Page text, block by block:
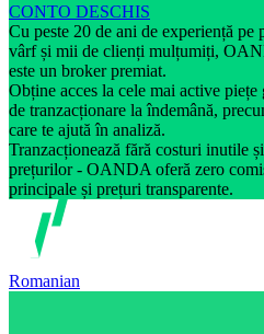
CONTO DESCHIS
Cu peste 20 de ani de experiență pe
vârf și mii de clienți mulțumiți,
este un broker premiat.
Obține acces la cele mai active
de tranzacționare la îndemână,
care te ajută în analiză.
Tranzacționează fără costuri inutile
prețurilor - OANDA oferă zero
principale și prețuri transparente.
Romanian